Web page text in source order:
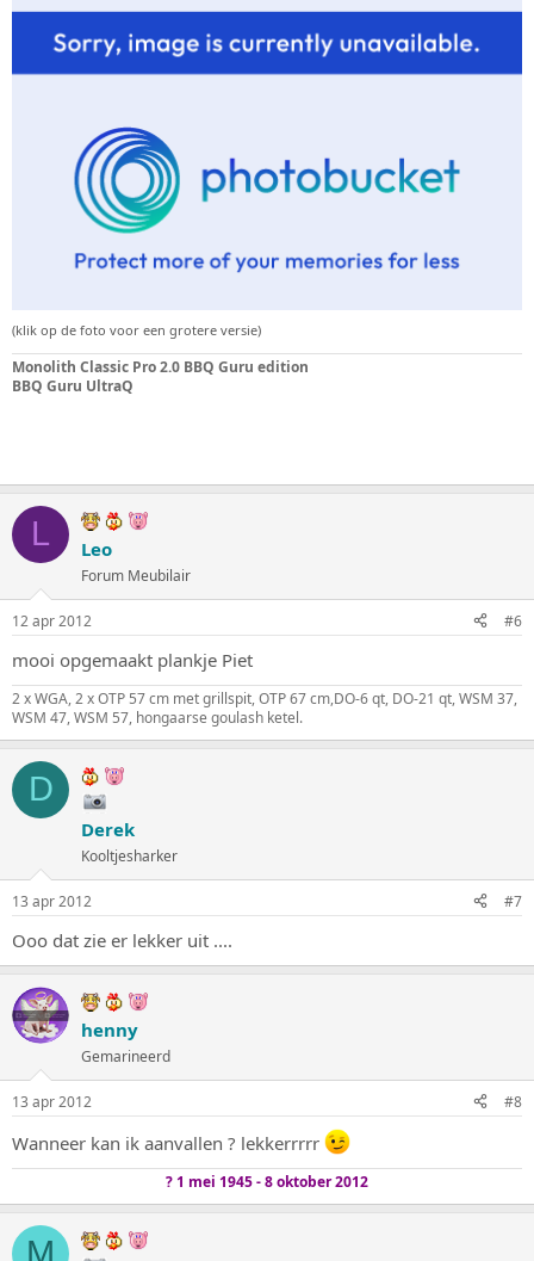
(klik op de foto voor een grotere versie)
Monolith Classic Pro 2.0 BBQ Guru edition
BBQ Guru UltraQ
L Leo
Forum Meubilair
12 apr 2012 #6
mooi opgemaakt plankje Piet
2 x WGA, 2 x OTP 57 cm met grillspit, OTP 67 cm,DO-6 qt, DO-21 qt, WSM 37,
WSM 47, WSM 57, hongaarse goulash ketel.
D
Derek
Kooltjesharker
13 apr 2012 #7
Ooo dat zie er lekker uit ....
henny
Gemarineerd
13 apr 2012 #8
Wanneer kan ik aanvallen ? lekkerrrrr
? 1 mei 1945 - 8 oktober 2012
M